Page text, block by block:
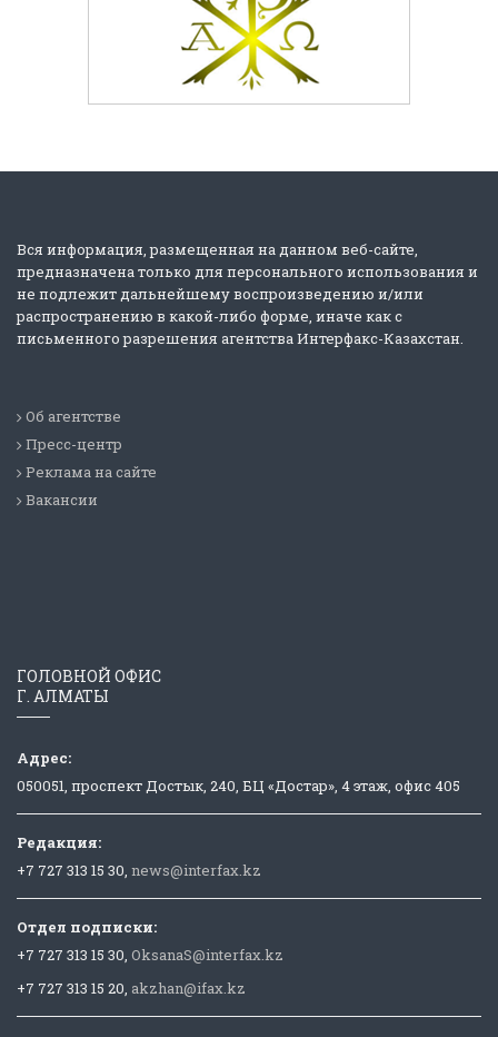
Вся информация, размещенная на данном веб-сайте,
предназначена только для персонального использования и
не подлежит дальнейшему воспроизведению и/или
распространению в какой-либо форме, иначе как с
письменного разрешения агентства Интерфакс-Казахстан.
Об агентстве
Пресс-центр
Реклама на сайте
Вакансии
ГОЛОВНОЙ ОФИС
Г. АЛМАТЫ
Адрес:
050051, проспект Достык, 240, БЦ «Достар», 4 этаж, офис 405
Редакция:
+7 727 313 15 30, news@interfax.kz
Отдел подписки:
+7 727 313 15 30, OksanaS@interfax.kz
+7 727 313 15 20, akzhan@ifax.kz